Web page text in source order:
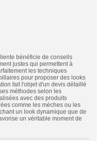
bénéficie de conseils
justes qui permettent à
les techniques
pour proposer des looks
fait l'objet d'un devis détaillé
méthodes selon les
avec des produits
comme les mèches ou les
un look dynamique que de
un véritable moment de